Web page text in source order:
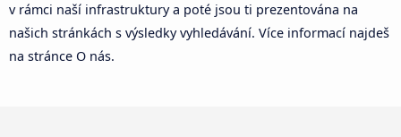
v rámci naší infrastruktury a poté jsou ti prezentována na
našich stránkách s výsledky vyhledávání. Více informací najdeš
na stránce O nás.